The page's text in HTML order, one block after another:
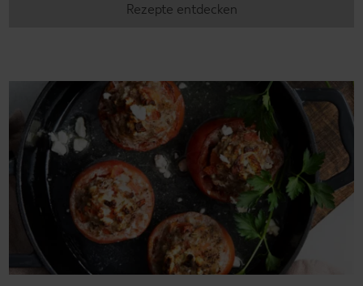
Rezepte entdecken